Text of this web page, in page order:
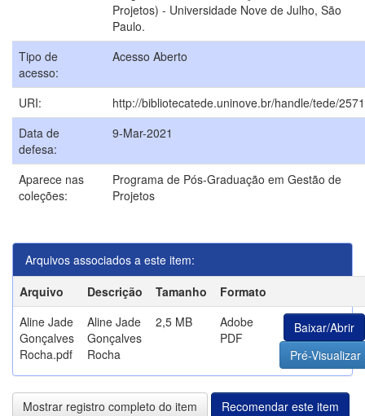
Projetos) - Universidade Nove de Julho, São
Paulo.
Tipo de
acesso:
Acesso Aberto
URI:
http://bibliotecatede.uninove.br/handle/tede/2571
Data de
defesa:
9-Mar-2021
Aparece nas
coleções:
Programa de Pós-Graduação em Gestão de
Projetos
Arquivos associados a este item:
Arquivo
Descrição Tamanho
Formato
Aline Jade
Gonçalves
Rocha.pdf
Aline Jade
Gonçalves
Rocha
2,5 MB
Adobe
PDF
Baixar/Abrir
Pré-Visualizar
Mostrar registro completo do item
Recomendar este item